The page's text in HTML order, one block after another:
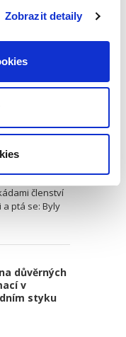
Zobrazit detaily
nabízí
členství
ptá se: Byly
důvěrných
v
styku